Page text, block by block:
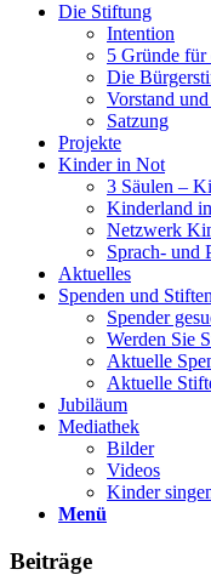
Die Stiftung
Intention
5 Gründe
Die
Vorstand
Satzung
Projekte
Kinder in Not
3 Säulen –
Kinderland
Netzwerk
Sprach- und
Aktuelles
Spenden und Stiften
Spender
Werden Sie
Aktuelle
Aktuelle
Jubiläum
Mediathek
Bilder
Videos
Kinder
Menü
Beiträge